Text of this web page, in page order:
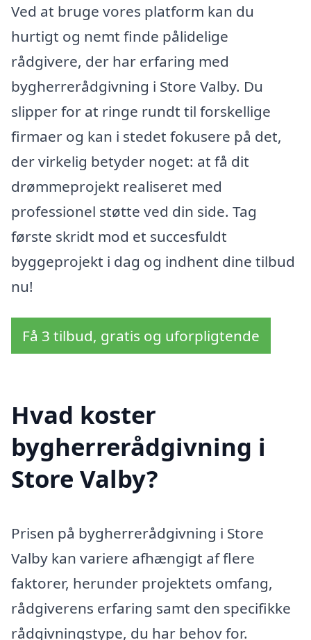
Ved at bruge vores platform kan du
hurtigt og nemt finde pålidelige
rådgivere, der har erfaring med
bygherrerådgivning i Store Valby. Du
slipper for at ringe rundt til forskellige
firmaer og kan i stedet fokusere på det,
der virkelig betyder noget: at få dit
drømmeprojekt realiseret med
professionel støtte ved din side. Tag
første skridt mod et succesfuldt
byggeprojekt i dag og indhent dine tilbud
nu!
Få 3 tilbud, gratis og uforpligtende
Hvad koster
bygherrerådgivning i
Store Valby?
Prisen på bygherrerådgivning i Store
Valby kan variere afhængigt af flere
faktorer, herunder projektets omfang,
rådgiverens erfaring samt den specifikke
rådgivningstype, du har behov for.